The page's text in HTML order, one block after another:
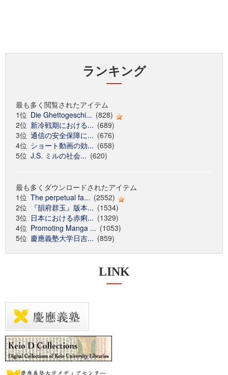
ランキング
最も多く閲覧されたアイテム
1位 Die Ghettogeschi... (828)
2位 新冷戦期における... (689)
3位 通信の安全保障に... (676)
4位 ショート動画の効... (658)
5位 J.S. ミルの社会... (620)
最も多くダウンロードされたアイテム
1位 The perpetual fa... (2552)
2位
『韻府群玉』版本... (1534)
3位 日本における赤痢... (1329)
4位 Promoting Manga ... (1053)
5位 慶應義塾大学日吉... (859)
LINK